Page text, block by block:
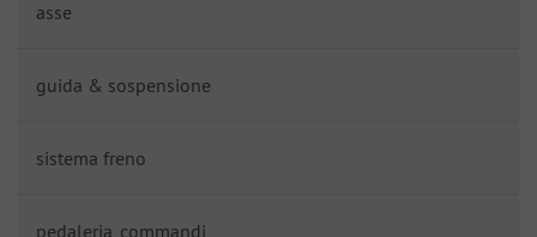
asse
guida & sospensione
sistema freno
pedaleria, commandi